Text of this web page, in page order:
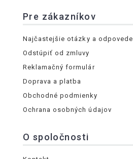
Pre zákazníkov
Najčastejšie otázky a odpovede
Odstúpiť od zmluvy
Reklamačný formulár
Doprava a platba
Obchodné podmienky
Ochrana osobných údajov
O spoločnosti